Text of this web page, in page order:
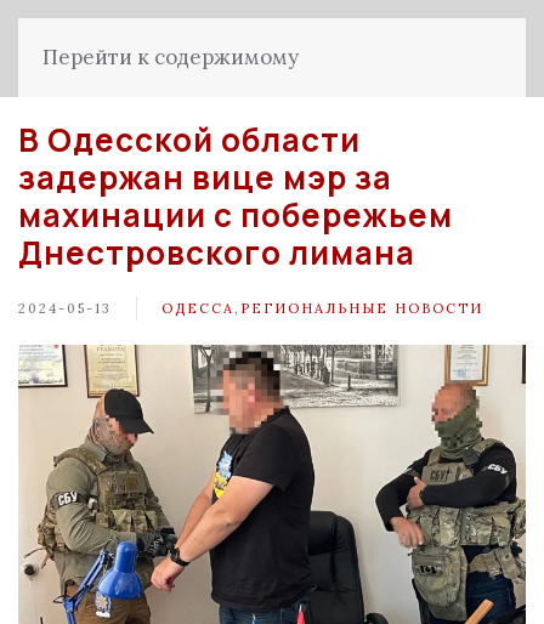
Перейти к содержимому
В Одесской области
задержан вице мэр за
махинации с побережьем
Днестровского лимана
2024-05-13 ОДЕССА РЕГИОНАЛЬНЫЕ НОВОСТИ